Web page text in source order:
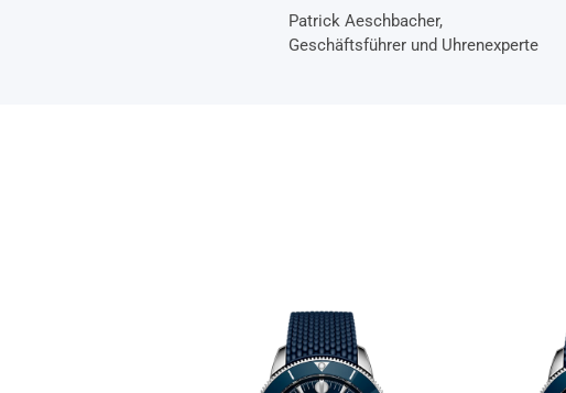
Patrick Aeschbacher,
Geschäftsführer und Uhrenexperte